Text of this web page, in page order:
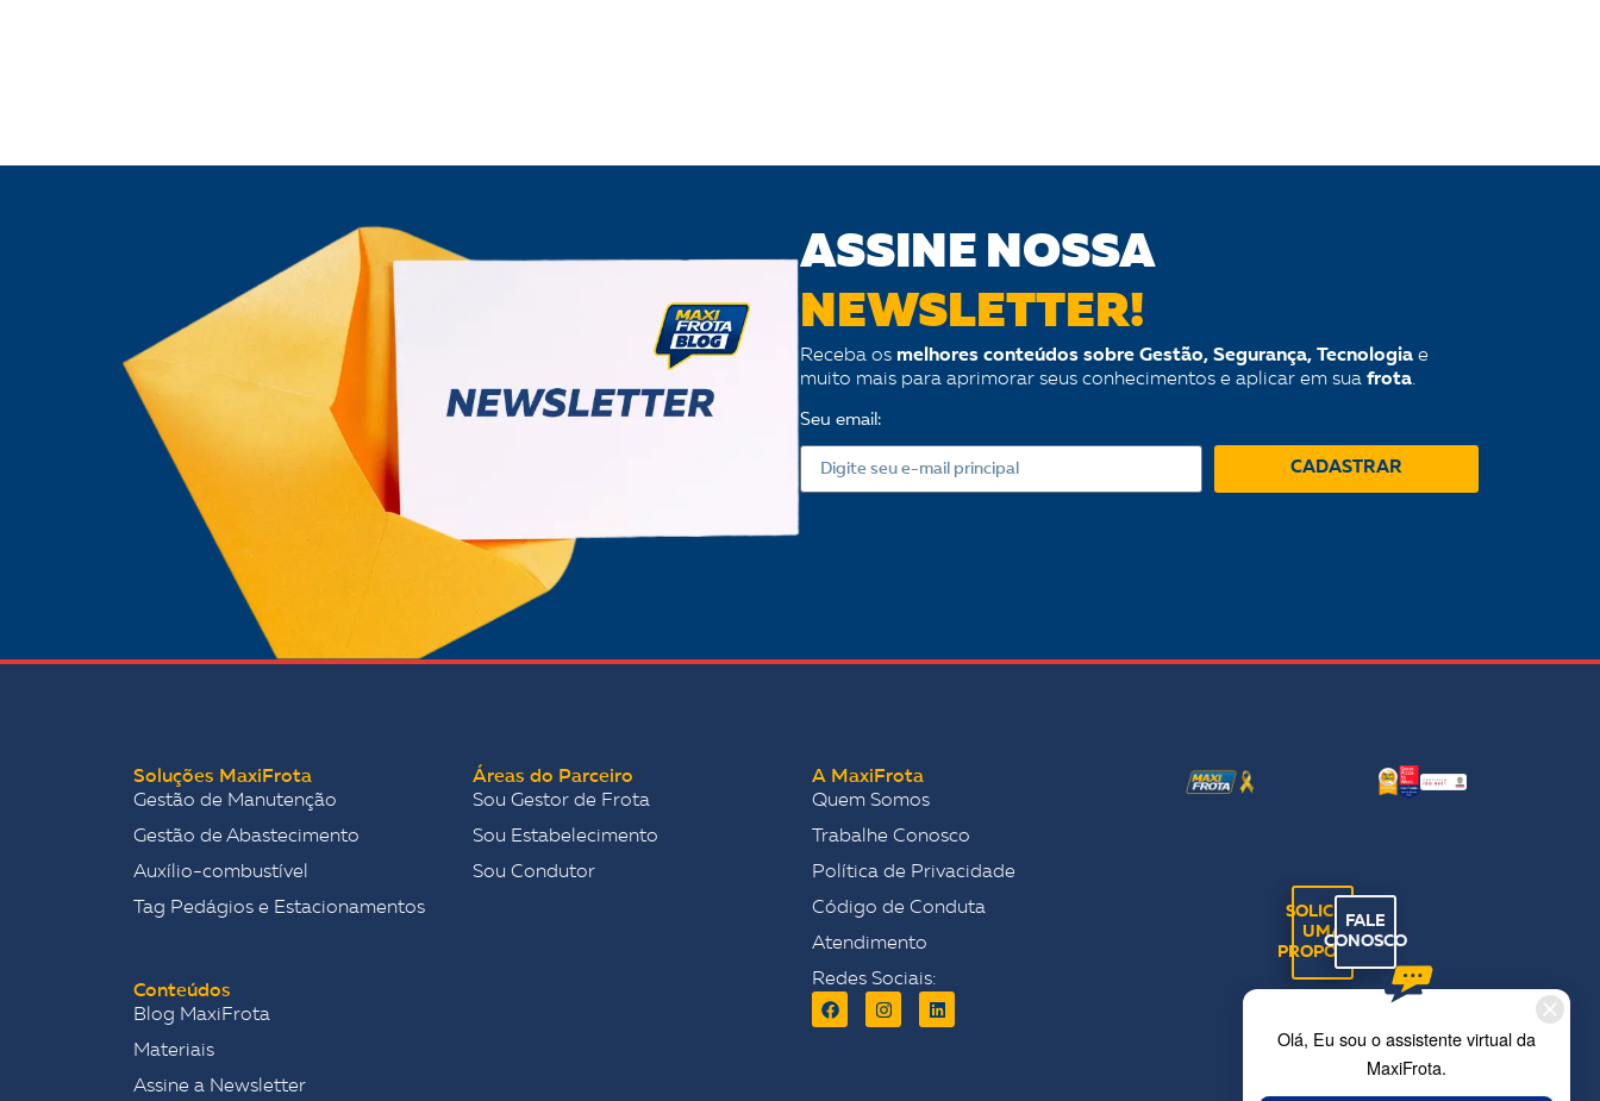
ASSINE NOSSA
NEWSLETTER!
Receba os melhores conteúdos sobre Gestão, Segurança, Tecnologia e
muito mais para aprimorar seus conhecimentos e aplicar em sua frota.
Seu email:
CADASTRAR
Soluções MaxiFrota
Gestão de Manutenção
Gestão de Abastecimento
Auxílio-combustível
Tag Pedágios e Estacionamentos
Conteúdos
Blog MaxiFrota
Materiais
Assine a Newsletter
Áreas do Parceiro
Sou Gestor de Frota
Sou Estabelecimento
Sou Condutor
A MaxiFrota
Quem Somos
Trabalhe Conosco
Política de Privacidade
Código de Conduta
Atendimento
Redes Sociais:
SOLICITE
UMA
PROPOSTA
FALE
CONOSCO